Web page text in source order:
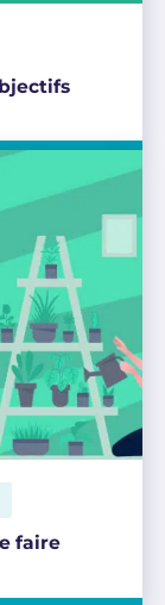
faire